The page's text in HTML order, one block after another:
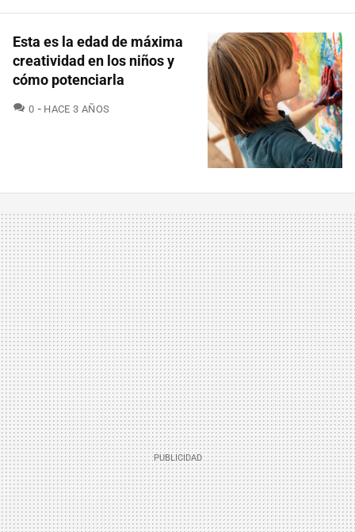
Esta es la edad de máxima
creatividad en los niños y
cómo potenciarla
0 COMENTARIOS
HACE 3 AÑOS